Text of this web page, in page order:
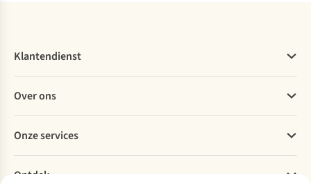
Klantendienst
Bestellen
Betalen
Levering
Retourneren
Bestelling herroepen
Over ons
Explore More
Verantwoord ondernemen
Over Ayacucho
Onze services
Ontdek